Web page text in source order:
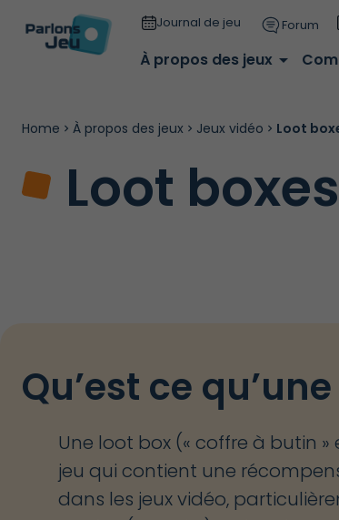
Journal de jeu Forum
À propos des jeux arrow_drop_down
Home À propos des jeux Jeux vidéo Loot
Loot boxes
Qu’est ce
Une loot box (« coffre à butin »
jeu qui contient une
dans les jeux vidéo,